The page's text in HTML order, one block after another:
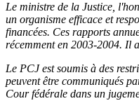
Le ministre de la Justice,
un organisme efficace et
financées. Ces rapports
récemment en 2003-2004. Il
Le PCJ est soumis à des
peuvent être communiqués
Cour fédérale dans un